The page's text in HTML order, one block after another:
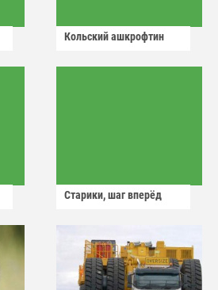
Кольский ашкрофтин
Старики, шаг вперёд